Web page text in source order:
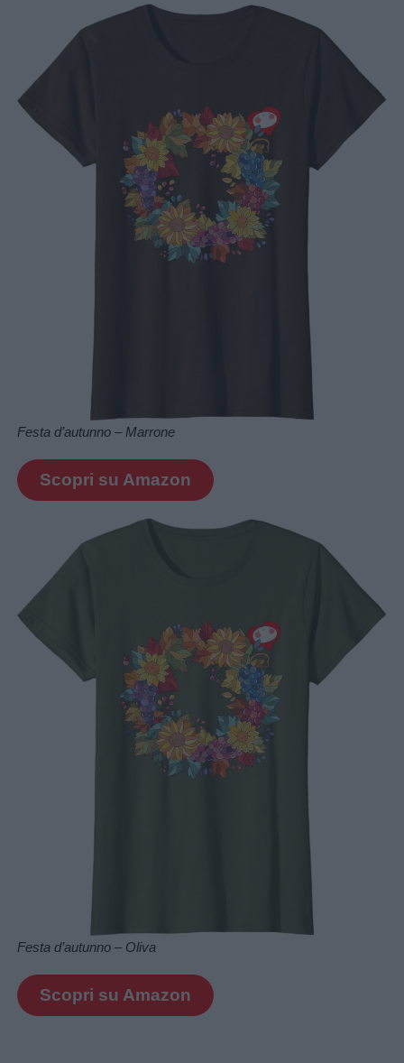
Festa d’autunno – Marrone
Scopri su Amazon
Festa d’autunno – Oliva
Scopri su Amazon